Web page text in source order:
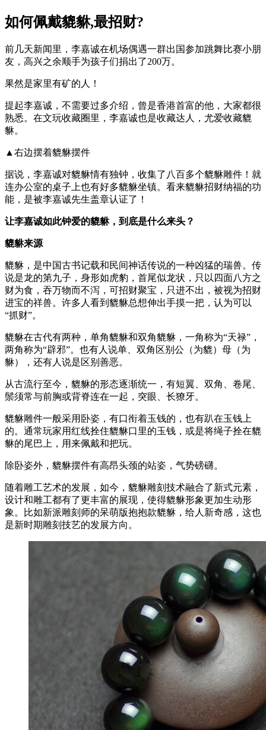
如何佩戴貔貅,最招财?
前几天新闻里，李嘉诚在机场偶遇一群出国参加跳舞比赛小朋
友，高兴之余顺手为孩子们捐出了200万。
果然是家里有矿的人！
提起李嘉诚，不需要过多介绍，曾是香港首富的他，大家都很
熟悉。在文玩收藏圈里，李嘉诚也是收藏达人，尤爱收藏貔
貅。
▲右边摆着貔貅摆件
据说，李嘉诚对貔貅情有独钟，收集了八百多个貔貅雕件！就
连办公室的桌子上也有好多貔貅坐镇。看来貔貅招财纳福的功
能，是被李嘉诚先生盖章认证了！
让李嘉诚如此钟爱的貔貅，到底是什么来头？
貔貅来源
貔貅，是中国古书记载和民间神话传说的一种凶猛的瑞兽。传
说是龙的第九子，身形如虎豹，首尾似龙状，只以四面八方之
财为食，吞万物而不泻，可招财聚宝，只进不出，被视为招财
进宝的祥兽。许多人看到貔貅总想伸出手摸一把，认为可以
“抓财”。
貔貅在古代有两种，单角貔貅和双角貔貅，一角称为“天禄”，
两角称为“辟邪”。也有人说单、双角区别公（为貔）母（为
貅），还有人说是区别善恶。
从古流行至今，貔貅的形态逐渐统一，有短翼、双角、卷尾、
鬃须常与前胸或背脊连在一起，突眼、长獠牙。
貔貅雕件一般采用卧姿，有口衔着玉钱的，也有趴在玉钱上
的。通常玩家用红线拴住貔貅口里的玉钱，或是将绳子拴在貔
貅的尾巴上，用来佩戴和把玩。
除卧姿外，貔貅摆件有高昂头颈的站姿，气势磅礴。
随着雕工艺术的发展，如今，貔貅雕刻技术融合了新式元素，
设计和雕工都有了更丰富的展现，使得貔貅形象更加生动形
象。比如新派雕刻师的呆萌版抱抱款貔貅，给人新奇感，这也
是新时期雕刻技艺的发展方向。